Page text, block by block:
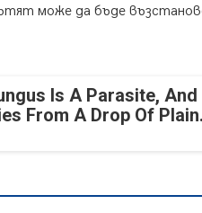
може да бъде
Is A Parasite, And
From A Drop Of